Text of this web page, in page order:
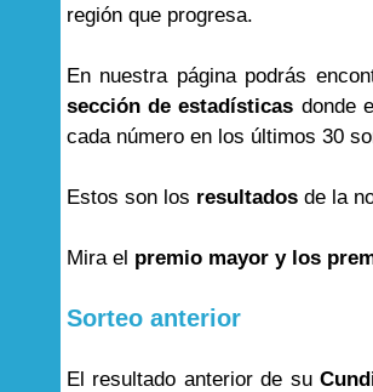
región que progresa.
En nuestra página podrás
sección de estadísticas donde
cada número en los últimos 30
Estos son los resultados de la
Mira el premio mayor y los
Sorteo anterior
El resultado anterior de su